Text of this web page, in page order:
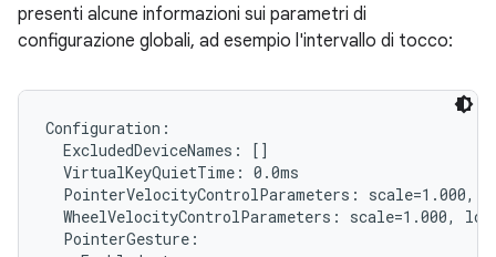
presenti alcune informazioni sui parametri di
configurazione globali, ad esempio l'intervallo di tocco:
Configuration:
  ExcludedDeviceNames: []
  VirtualKeyQuietTime: 0.0ms
PointerVelocityControlParameters: scale=1.000,
WheelVelocityControlParameters: scale=1.000,
  PointerGesture: